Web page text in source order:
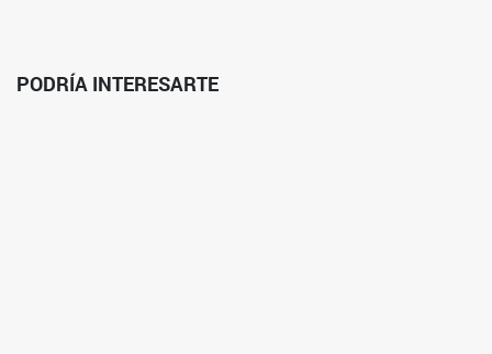
PODRÍA INTERESARTE